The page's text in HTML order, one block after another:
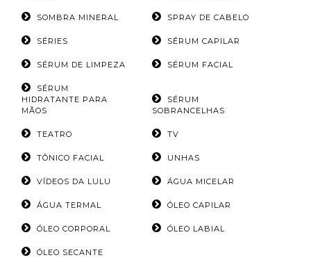
SOMBRA MINERAL SPRAY DE CABELO
SÉRIES SÉRUM CAPILAR
SÉRUM DE LIMPEZA SÉRUM FACIAL
SÉRUM
HIDRATANTE PARA
MÃOS
SÉRUM
SOBRANCELHAS
TEATRO TV
TÔNICO FACIAL UNHAS
VÍDEOS DA LULU ÁGUA MICELAR
ÁGUA TERMAL ÓLEO CAPILAR
ÓLEO CORPORAL ÓLEO LABIAL
ÓLEO SECANTE